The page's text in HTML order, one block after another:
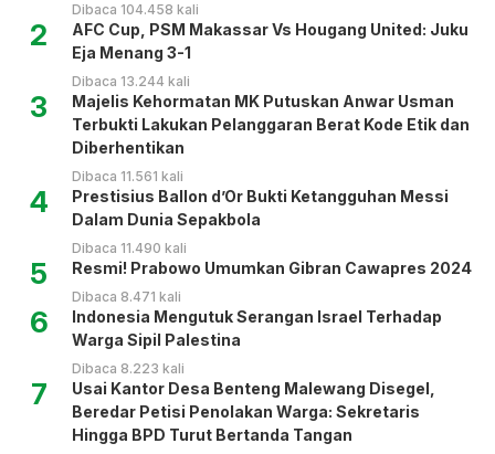
Dibaca 104.458 kali
2
AFC Cup, PSM Makassar Vs Hougang United: Juku
Eja Menang 3-1
Dibaca 13.244 kali
3
Majelis Kehormatan MK Putuskan Anwar Usman
Terbukti Lakukan Pelanggaran Berat Kode Etik dan
Diberhentikan
Dibaca 11.561 kali
4
Prestisius Ballon d’Or Bukti Ketangguhan Messi
Dalam Dunia Sepakbola
Dibaca 11.490 kali
5 Resmi! Prabowo Umumkan Gibran Cawapres 2024
Dibaca 8.471 kali
6
Indonesia Mengutuk Serangan Israel Terhadap
Warga Sipil Palestina
Dibaca 8.223 kali
7
Usai Kantor Desa Benteng Malewang Disegel,
Beredar Petisi Penolakan Warga: Sekretaris
Hingga BPD Turut Bertanda Tangan